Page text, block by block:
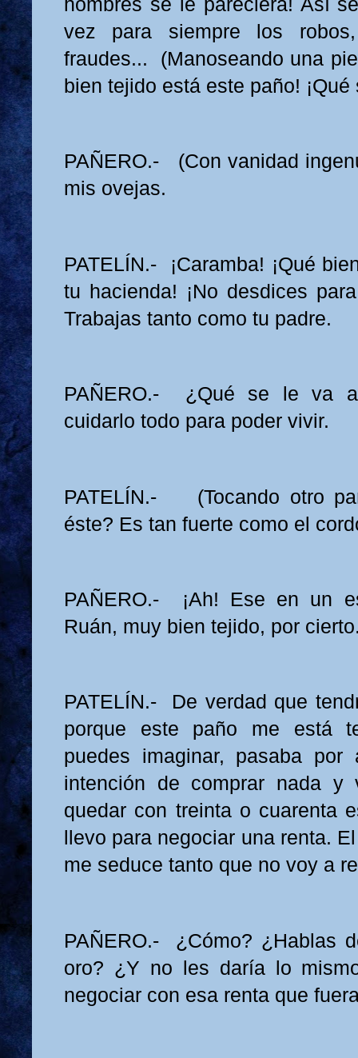
hombres se le pareciera! Así
vez para siempre los
fraudes... (Manoseando una
bien tejido está este paño!
PAÑERO.- (Con vanidad
mis ovejas.
PATELÍN.- ¡Caramba! ¡Qué
tu hacienda! ¡No desdices
Trabajas tanto como tu padre.
PAÑERO.- ¿Qué se le va
cuidarlo todo para poder vivir.
PATELÍN.- (Tocando otro
éste? Es tan fuerte como el
PAÑERO.- ¡Ah! Ese en un
Ruán, muy bien tejido, por
PATELÍN.- De verdad que
porque este paño me está
puedes imaginar, pasaba
intención de comprar nada
quedar con treinta o cuarenta
llevo para negociar una renta.
me seduce tanto que no voy a
PAÑERO.- ¿Cómo? ¿Hablas
oro? ¿Y no les daría lo
negociar con esa renta que